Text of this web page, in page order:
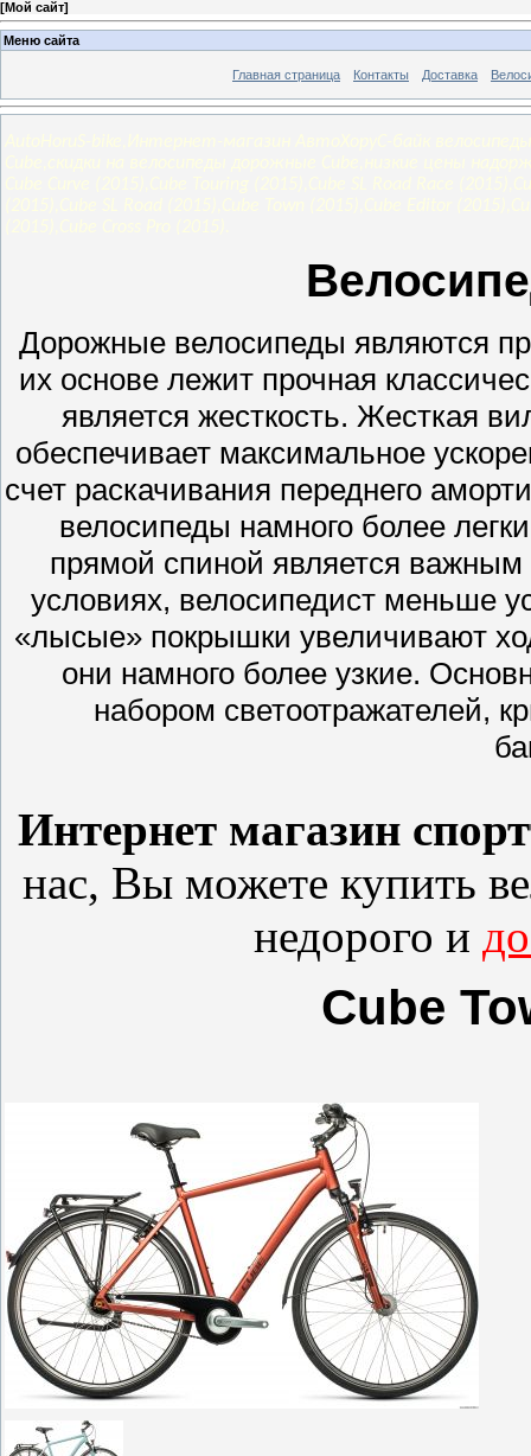
[Мой сайт]
Меню сайта
Главная страница Контакты Доставка
Дорожные велосипеды являются
их основе лежит прочная
является жесткость. Жесткая
обеспечивает максимальное
счет раскачивания переднего
велосипеды намного более
прямой спиной является
условиях, велосипедист меньше
«лысые» покрышки увеличивают
они намного более узкие.
набором светоотражателей,
Интернет магазин
нас, Вы можете купить
недорого и
Cube